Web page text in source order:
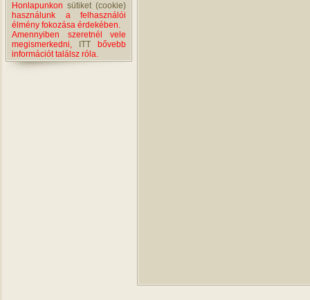
Honlapunkon sütiket (cookie)
használunk a felhasználói
élmény fokozása érdekében.
Amennyiben szeretnél vele
megismerkedni,
ITT bővebb
információt találsz róla.